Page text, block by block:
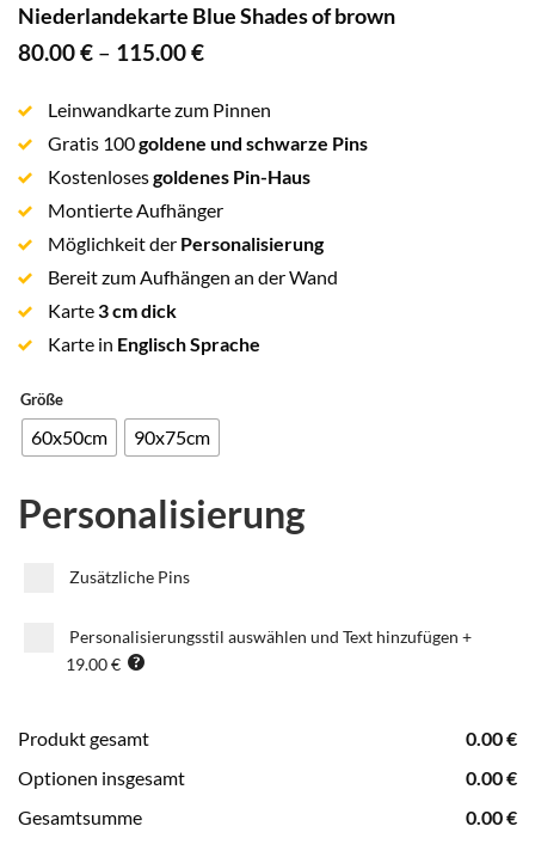
Niederlandekarte Blue Shades of brown
80.00€ – 115.00€
Leinwandkarte zum Pinnen
Gratis 100goldene und schwarze Pins
Kostenlosesgoldenes Pin-Haus
Montierte Aufhänger
Möglichkeit der Personalisierung
Bereit zum Aufhängen an der Wand
Karte3 cm dick
Karte in Englisch Sprache
Größe
60x50cm 90x75cm
Personalisierung
Zusätzliche Pins
Personalisierungsstil auswählen und Text hinzufügen +
19.00 €
Produkt gesamt 0.00€
Optionen insgesamt
0.00€
Gesamtsumme
0.00€